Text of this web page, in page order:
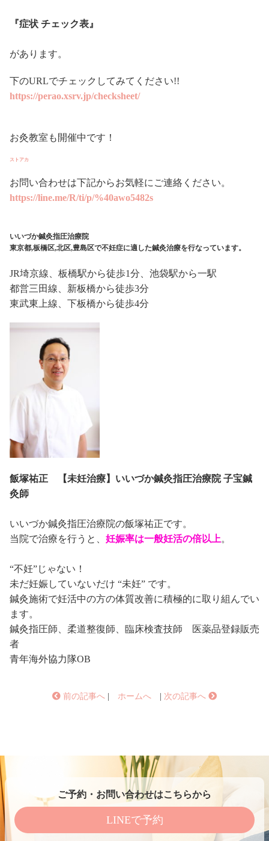
『症状 チェック表』
があります。
下のURLでチェックしてみてください!!
https://perao.xsrv.jp/checksheet/
お灸教室も開催中です！
ストアカ
お問い合わせは下記からお気軽にご連絡ください。
https://line.me/R/ti/p/%40awo5482s
いいづか鍼灸指圧治療院
東京都,板橋区,北区,豊島区で不妊症に適した鍼灸治療を行なっています。
JR埼京線、板橋駅から徒歩1分、池袋駅から一駅
都営三田線、新板橋から徒歩3分
東武東上線、下板橋から徒歩4分
飯塚祐正 【未妊治療】いいづか鍼灸指圧治療院 子宝鍼
灸師
いいづか鍼灸指圧治療院の飯塚祐正です。
当院で治療を行うと、 妊娠率は一般妊活の倍以上。
“不妊”じゃない！
未だ妊娠していないだけ “未妊” です。
鍼灸施術で妊活中の方の体質改善に積極的に取り組んでい
ます。
鍼灸指圧師、柔道整復師、臨床検査技師 医薬品登録販売
者
青年海外協力隊OB
前の記事へ ホームへ 次の記事へ
ご予約・お問い合わせはこちらから
LINEで予約